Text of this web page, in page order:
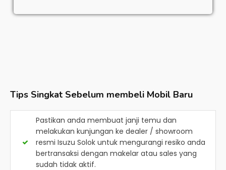
Tips Singkat Sebelum membeli Mobil Baru
Pastikan anda membuat janji temu dan
melakukan kunjungan ke dealer / showroom
resmi Isuzu Solok untuk mengurangi resiko anda
bertransaksi dengan makelar atau sales yang
sudah tidak aktif.